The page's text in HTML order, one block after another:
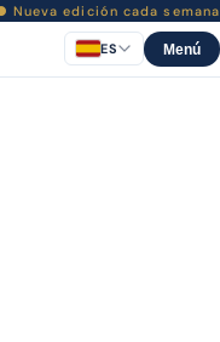
Nueva edición cada semana
ES Menú